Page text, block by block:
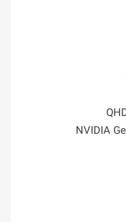
NVIDIA